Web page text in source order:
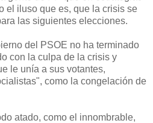
el iluso que es, que la crisis se
las siguientes elecciones.
del PSOE no ha terminado
con la culpa de la crisis y
le unía a sus votantes,
como la congelación de
atado, como el innombrable,